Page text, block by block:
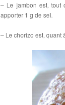
– Le jambon est, tout
apporter 1 g de sel.
– Le chorizo est, quant